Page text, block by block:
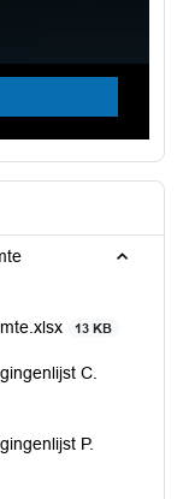
13 KB
C.
P.